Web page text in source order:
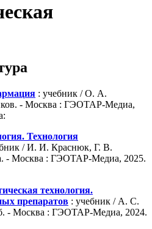
: учебник / О. А.
- Москва : ГЭОТАР-Медиа,
Технология
/ И. И. Краснюк, Г. В.
- Москва : ГЭОТАР-Медиа, 2025.
технология.
препаратов : учебник / А. С.
- Москва : ГЭОТАР-Медиа, 2024.